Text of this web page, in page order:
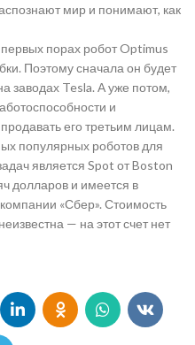
мир и понимают, как
порах робот Optimus
Поэтому сначала он будет
заводах Tesla. А уже потом,
и
его третьим лицам.
популярных роботов для
является Spot от Boston
долларов и имеется в
«Сбер». Стоимость
— на этот счет нет